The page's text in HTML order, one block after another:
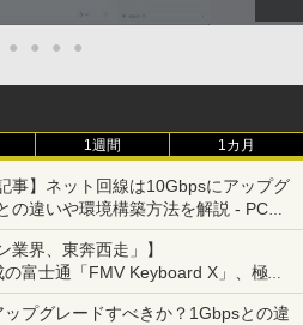
36時間再生
● ● ● ●
1週間 1カ月
事】ネット回線は10Gbpsにアップグ
の違いや環境構築方法を解説 - PC
業界、東奔西走」】
富士通「FMV Keyboard X」、極限
プグレードすべきか？1Gbpsとの違